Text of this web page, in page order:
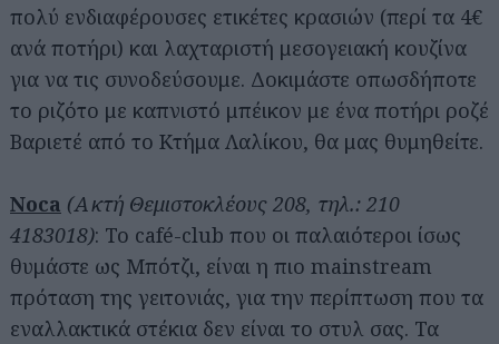
πολύ ενδιαφέρουσες ετικέτες κρασιών (περί τα 4€
ανά ποτήρι) και λαχταριστή μεσογειακή κουζίνα
για να τις συνοδεύσουμε. Δοκιμάστε οπωσδήποτε
το ριζότο με καπνιστό μπέικον με ένα ποτήρι ροζέ
Βαριετέ από το Κτήμα Λαλίκου, θα μας θυμηθείτε.
Noca (Ακτή Θεμιστοκλέους 208, τηλ.: 210
4183018): Το café-club που οι παλαιότεροι ίσως
θυμάστε ως Μπότζι, είναι η πιο mainstream
πρόταση της γειτονιάς, για την περίπτωση που τα
εναλλακτικά στέκια δεν είναι το στυλ σας. Τα